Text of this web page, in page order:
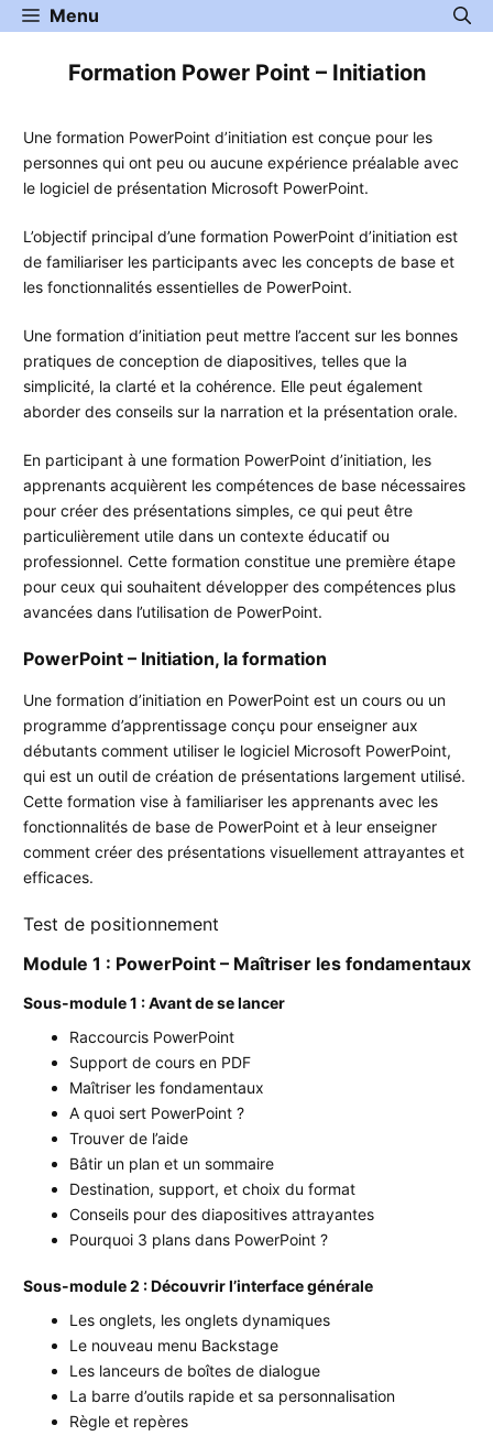
Aller
au
Menu
Formation Power Point – Initiation
Une formation PowerPoint d’initiation est conçue pour les
personnes qui ont peu ou aucune expérience préalable avec
le logiciel de présentation Microsoft PowerPoint.
L’objectif principal d’une formation PowerPoint d’initiation est
de familiariser les participants avec les concepts de base et
les fonctionnalités essentielles de PowerPoint.
Une formation d’initiation peut mettre l’accent sur les bonnes
pratiques de conception de diapositives, telles que la
simplicité, la clarté et la cohérence. Elle peut également
aborder des conseils sur la narration et la présentation orale.
En participant à une formation PowerPoint d’initiation, les
apprenants acquièrent les compétences de base nécessaires
pour créer des présentations simples, ce qui peut être
particulièrement utile dans un contexte éducatif ou
professionnel. Cette formation constitue une première étape
pour ceux qui souhaitent développer des compétences plus
avancées dans l’utilisation de PowerPoint.
PowerPoint – Initiation, la formation
Une formation d’initiation en PowerPoint est un cours ou un
programme d’apprentissage conçu pour enseigner aux
débutants comment utiliser le logiciel Microsoft PowerPoint,
qui est un outil de création de présentations largement utilisé.
Cette formation vise à familiariser les apprenants avec les
fonctionnalités de base de PowerPoint et à leur enseigner
comment créer des présentations visuellement attrayantes et
efficaces.
Test de positionnement
Module 1 : PowerPoint – Maîtriser les fondamentaux
Sous-module 1 : Avant de se lancer
Raccourcis PowerPoint
Support de cours en PDF
Maîtriser les fondamentaux
A quoi sert PowerPoint ?
Trouver de l’aide
Bâtir un plan et un sommaire
Destination, support, et choix du format
Conseils pour des diapositives attrayantes
Pourquoi 3 plans dans PowerPoint ?
Sous-module 2 : Découvrir l’interface générale
Les onglets, les onglets dynamiques
Le nouveau menu Backstage
Les lanceurs de boîtes de dialogue
La barre d’outils rapide et sa personnalisation
Règle et repères